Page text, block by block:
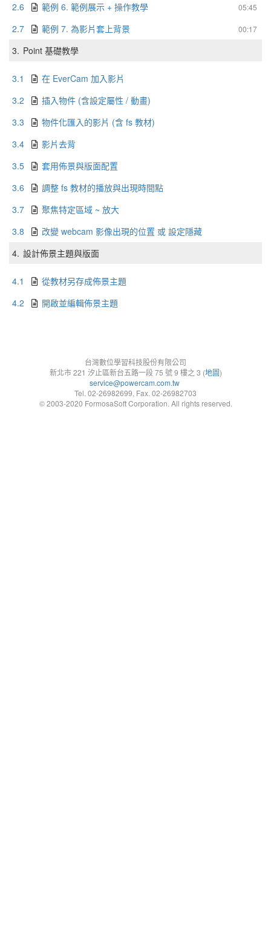
2.6
05:45
範例 6. 範例展示 + 操作教學
2.7
00:17
範例 7. 為影片套上背景
3. Point 基礎教學
3.1
在 EverCam 加入影片
3.2
插入物件 (含設定屬性 / 動畫)
3.3
物件化匯入的影片 (含 fs 教材)
3.4
影片去背
3.5
套用佈景與版面配置
3.6
調整 fs 教材的播放與出現時間點
3.7
聚焦特定區域 ~ 放大
3.8
改變 webcam 影像出現的位置 或 設定隱藏
4. 設計佈景主題與版面
4.1
從教材另存成佈景主題
4.2
開啟並編輯佈景主題
台灣數位學習科技股份有限公司
新北市 221 汐止區新台五路一段 75 號 9 樓之 3 (地圖)
service@powercam.com.tw
Tel. 02-26982699, Fax. 02-26982703
© 2003-2020 FormosaSoft Corporation. All rights reserved.